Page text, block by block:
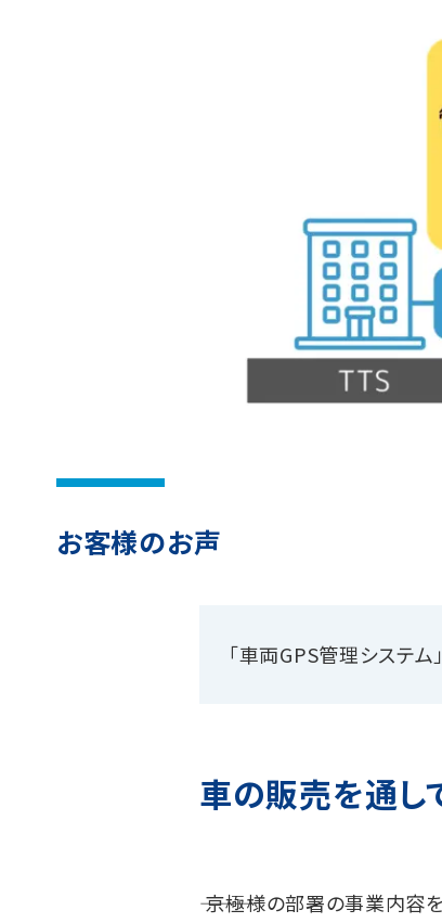
お客様のお声
「車両GPS管理システ
車の販売を通し
――― 京極様の部署の事業内容